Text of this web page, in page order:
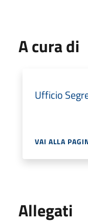
A cura di
Ufficio
VAI ALLA
Allegati